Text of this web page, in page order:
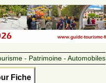
- Patrimoine - Automobiles
Fiche